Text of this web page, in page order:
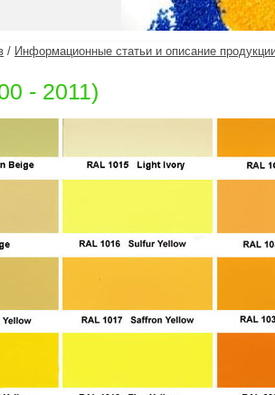
/ Информационные статьи и описание
- 2011)